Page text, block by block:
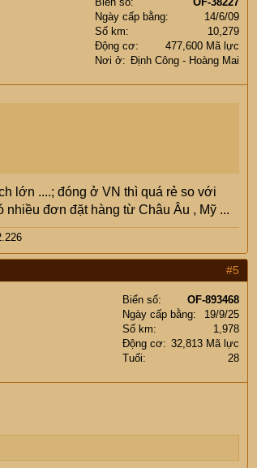
Ngày cấp bằng
14/6/09
Số km
10,279
Động cơ
477,600 Mã lực
Nơi ở
Định Công - Hoàng Mai
lớn ....; đóng ở VN thì quá rẻ so với
đơn đặt hàng từ Châu Âu , Mỹ ...
#5
Biển số
OF-893468
Ngày cấp bằng
19/9/25
Số km
1,978
Động cơ
32,813 Mã lực
Tuổi
28